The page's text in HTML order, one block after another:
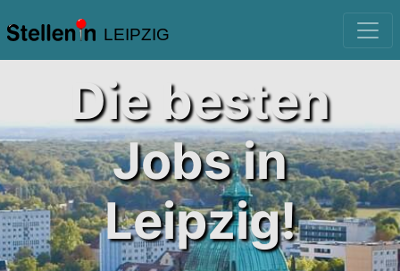
LEIPZIG
Die besten
Jobs in
Leipzig!